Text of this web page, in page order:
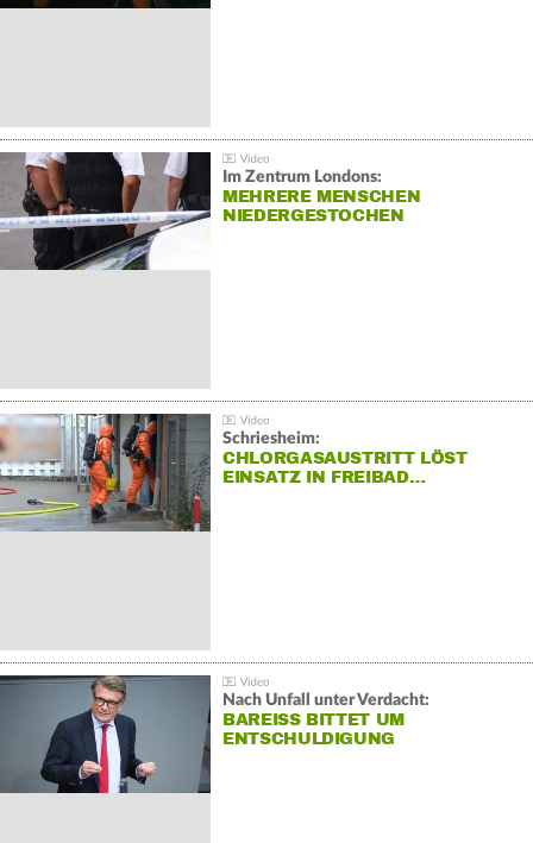
Im Zentrum Londons:
MEHRERE MENSCHEN
NIEDERGESTOCHEN
Schriesheim:
CHLORGASAUSTRITT LÖST
EINSATZ IN FREIBAD…
Nach Unfall unter Verdacht:
BAREISS BITTET UM E
NTSCHULDIGUNG